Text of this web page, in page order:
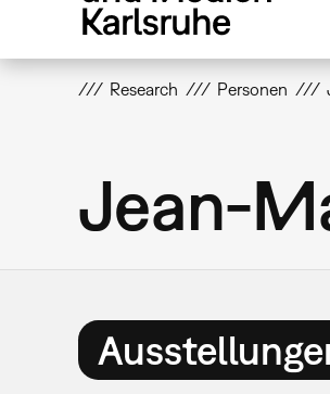
Research Personen
Jean-